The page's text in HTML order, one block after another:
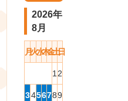
2026年
8月
月火水木金土日
1 2
3456789